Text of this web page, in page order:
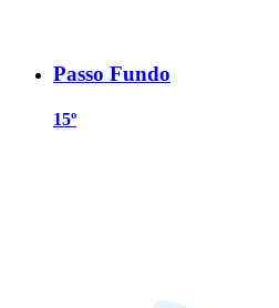
Passo Fundo
15º